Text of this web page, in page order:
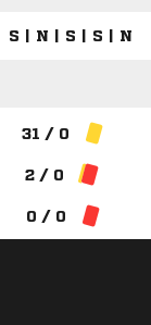
S | N | S | S | N
31 / 0
2 / 0
0 / 0